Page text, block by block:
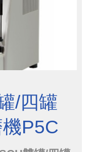
/四罐
P5C